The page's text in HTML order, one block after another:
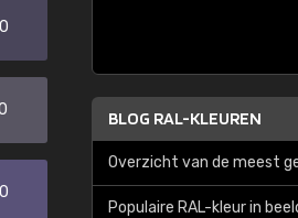
BLOG RAL-KLEUREN
Overzicht van de meest
Populaire RAL-kleur in